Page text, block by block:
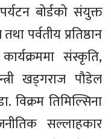
बोर्डको संयुक्त
पर्वतीय प्रतिष्ठान
संस्कृति,
खड्गराज पौडेल
विक्रम तिमिल्सिना
सल्लाहकार